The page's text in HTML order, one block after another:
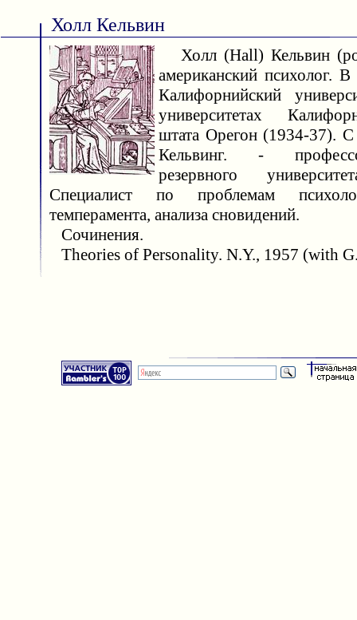
Холл Кельвин
Холл (Hаll) Кельвин
американский психолог.
Калифорнийский
университетах
штата Орегон (1934-37).
Кельвинг. -
резервного
Специалист по проблемам
темперамента, анализа сновидений.
Сочинения.
Theories of Personality. N.Y., 1957 (with